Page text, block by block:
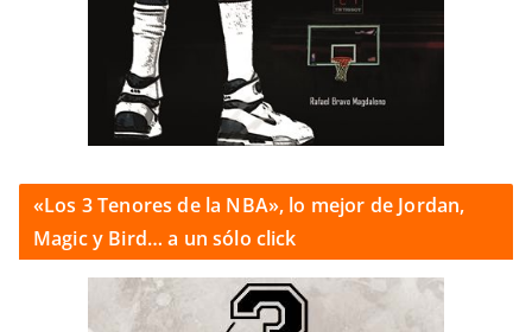
«Los 3 Tenores de la NBA», lo mejor de Jordan,
Magic y Bird… a un sólo click